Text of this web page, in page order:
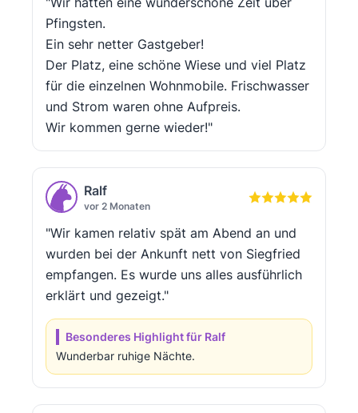
Pfingsten.
Ein sehr netter Gastgeber!
Der Platz, eine schöne Wiese und viel Platz
für die einzelnen Wohnmobile. Frischwasser
und Strom waren ohne Aufpreis.
Wir kommen gerne wieder!"
Ralf
vor 2 Monaten
"Wir kamen relativ spät am Abend an und
wurden bei der Ankunft nett von Siegfried
empfangen. Es wurde uns alles ausführlich
erklärt und gezeigt."
Besonderes Highlight für Ralf
Wunderbar ruhige Nächte.